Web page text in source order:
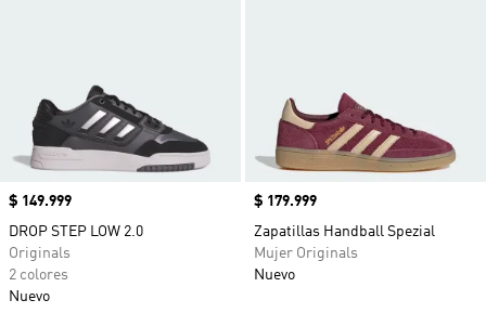
Precio
$ 149.999
DROP STEP LOW 2.0
Originals
2 colores
Nuevo
Precio
$ 179.999
Zapatillas Handball Spezial
Mujer Originals
Nuevo